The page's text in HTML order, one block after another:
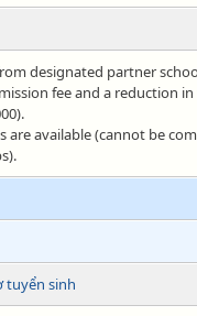
designated partner
fee and a reduction
are available (cannot be
tuyển sinh